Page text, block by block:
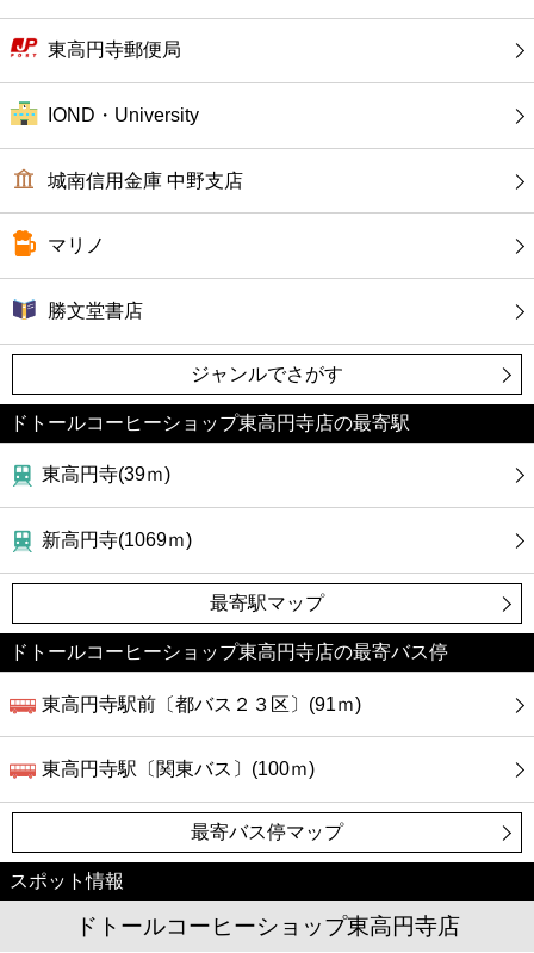
東高円寺郵便局
IOND・University
城南信用金庫 中野支店
マリノ
勝文堂書店
ジャンルでさがす
ドトールコーヒーショップ東高円寺店の最寄駅
東高円寺(39ｍ)
新高円寺(1069ｍ)
最寄駅マップ
ドトールコーヒーショップ東高円寺店の最寄バス停
東高円寺駅前〔都バス２３区〕(91ｍ)
東高円寺駅〔関東バス〕(100ｍ)
最寄バス停マップ
スポット情報
ドトールコーヒーショップ東高円寺店